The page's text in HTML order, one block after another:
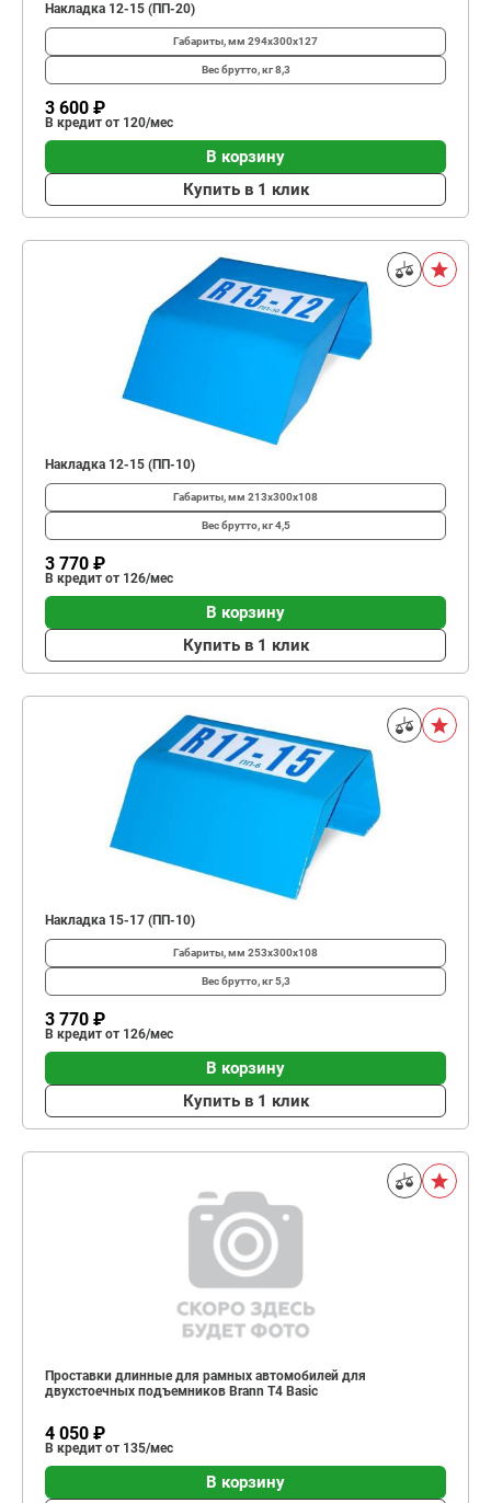
Накладка 12-15 (ПП-20)
Габариты, мм 294х300х127
Вес брутто, кг8,3
3 600 ₽
В кредит от 120/мес
В корзину
Купить в 1 клик
Накладка 12-15 (ПП-10)
Габариты, мм 213х300х108
Вес брутто, кг4,5
3 770 ₽
В кредит от 126/мес
В корзину
Купить в 1 клик
Накладка 15-17 (ПП-10)
Габариты, мм 253х300х108
Вес брутто, кг5,3
3 770 ₽
В кредит от 126/мес
В корзину
Купить в 1 клик
Проставки длинные для рамных автомобилей для
двухстоечных подъемников Brann T4 Basic
4 050 ₽
В кредит от 135/мес
В корзину